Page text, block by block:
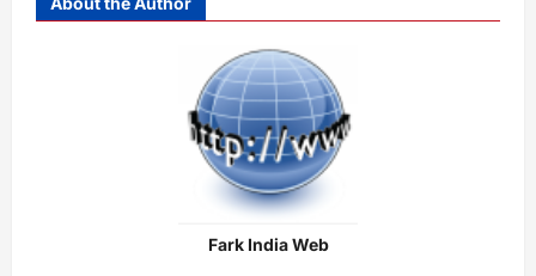
Fark India Web